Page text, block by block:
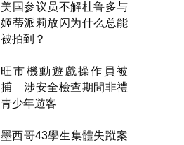
美国参议员不解杜鲁多与
姬蒂派莉放闪为什么总能
被拍到？
旺市機動遊戲操作員被
捕 涉安全檢查期間非禮
青少年遊客
墨西哥43學生集體失蹤案